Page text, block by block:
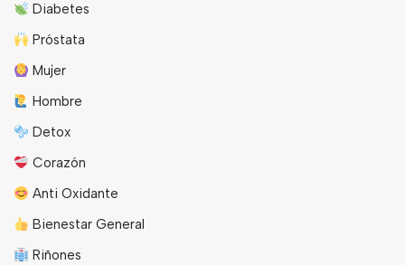
Diabetes
Próstata
Mujer
Hombre
Detox
Corazón
Anti Oxidante
Bienestar General
Riñones